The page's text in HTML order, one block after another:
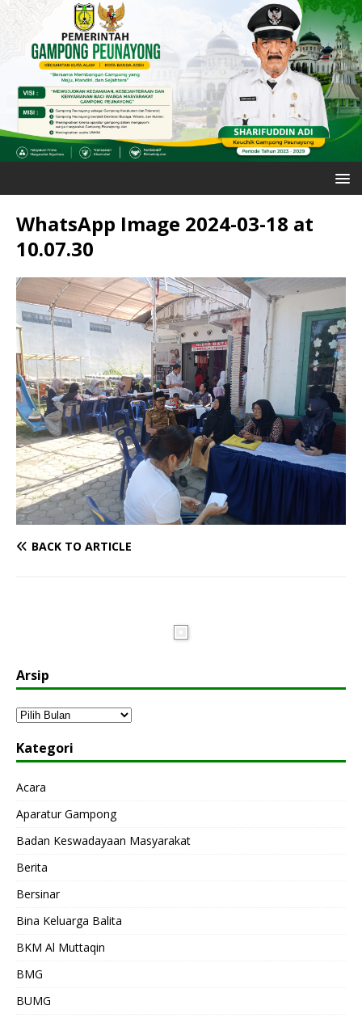
WhatsApp Image 2024-03-18 at
10.07.30
BACK TO ARTICLE
Arsip
Kategori
Acara
Aparatur Gampong
Badan Keswadayaan Masyarakat
Berita
Bersinar
Bina Keluarga Balita
BKM Al Muttaqin
BMG
BUMG